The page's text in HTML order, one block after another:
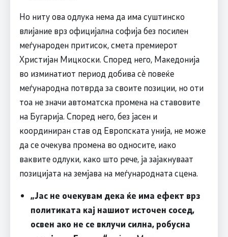
Но ниту ова одлука нема да има суштинско
влијание врз официјална софија без посилен
меѓународен притисок, смета премиерот
Христијан Мицкоски. Според него, Македонија
во изминатиот период добива сè повеќе
меѓународна потврда за своите позиции, но оти
тоа не значи автоматска промена на ставовите
на Бугарија. Според него, без јасен и
координиран став од Европската унија, не може
да се очекува промена во односите, иако
ваквите одлуки, како што рече, ја зајакнуваат
позицијата на земјава на меѓународната сцена.
„Јас не очекувам дека ќе има ефект врз
политиката кај нашиот источен сосед,
освен ако не се вклучи силна, робусна